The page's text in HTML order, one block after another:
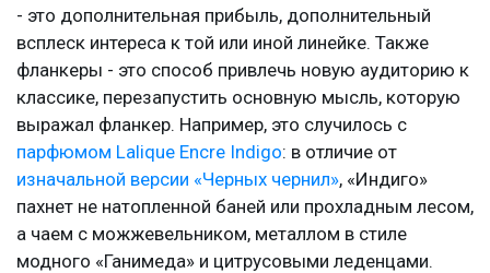
- это дополнительная прибыль, дополнительный
всплеск интереса к той или иной линейке. Также
фланкеры - это способ привлечь новую аудиторию к
классике, перезапустить основную мысль, которую
выражал фланкер. Например, это случилось с
парфюмом Lalique Encre Indigo: в отличие от
изначальной версии «Черных чернил», «Индиго»
пахнет не натопленной баней или прохладным лесом,
а чаем с можжевельником, металлом в стиле
модного «Ганимеда» и цитрусовыми леденцами.